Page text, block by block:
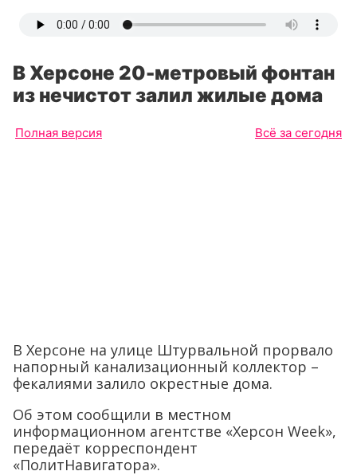
В Херсоне 20-метровый фонтан
из нечистот залил жилые дома
Полная версия Всё за сегодня
В Херсоне на улице Штурвальной прорвало
напорный канализационный коллектор –
фекалиями залило окрестные дома.
Об этом сообщили в местном
информационном агентстве «Херсон Week»,
передаёт корреспондент
«ПолитНавигатора».